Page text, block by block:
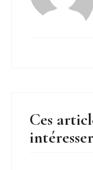
Ces
intéresser